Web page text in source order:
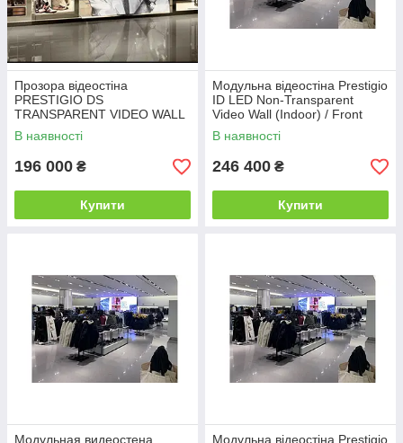
Прозора відеостіна
PRESTIGIO DS
TRANSPARENT VIDEO WALL
3.91x7.81PP,
INDOOR/DISPLAY WINDOW
В наявності
196 000 ₴
Купити
Модульна відеостіна Prestigio
ID LED Non-Transparent
Video Wall (Indoor) / Front
Service 2.5 PP
В наявності
246 400 ₴
Купити
Модульная видеостена Модульна відеостіна Prestigio